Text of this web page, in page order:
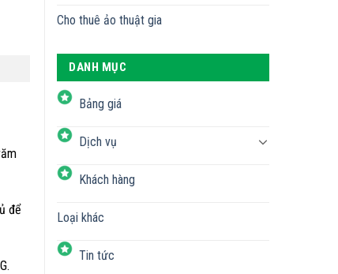
để
Cho thuê ảo thuật gia
DANH MỤC
Bảng giá
Dịch vụ
Khách hàng
Loại khác
Tin tức